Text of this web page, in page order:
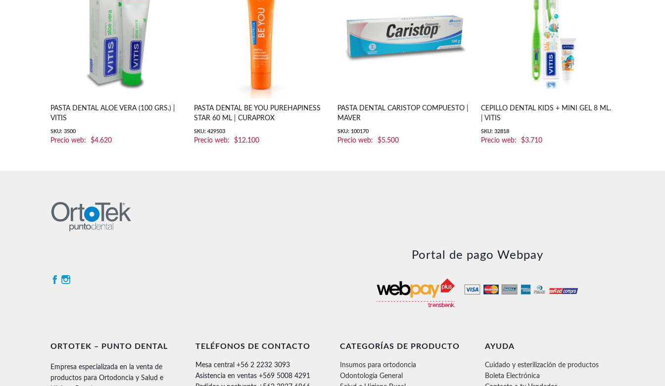
PASTA DENTAL ALOE VERA (100 GRS.) |
VITIS
SKU: 3500
$4.620
PASTA DENTAL BE YOU PUREHAPINESS
STAR 60 ML | CURAPROX
SKU: 429503
$12.100
PASTA DENTAL CARISTOP COMPUESTO |
MAVER
SKU: 100170
$5.500
CEPILLO DENTAL KIDS + MINI GEL 8 ML.
| VITIS
SKU: 32818
$3.710
Portal de pago Webpay
ORTOTEK – PUNTO DENTAL
Empresa especializada en la venta de
productos para Ortodoncia y Salud e
TELÉFONOS DE CONTACTO
Mesa central +56 2 2232 3093
Asistencia en ventas +569 5008 4291
CATEGORÍAS DE PRODUCTO
Insumos para ortodoncia
Odontología General
AYUDA
Cuidado y esterilización de productos
Boleta Electrónica